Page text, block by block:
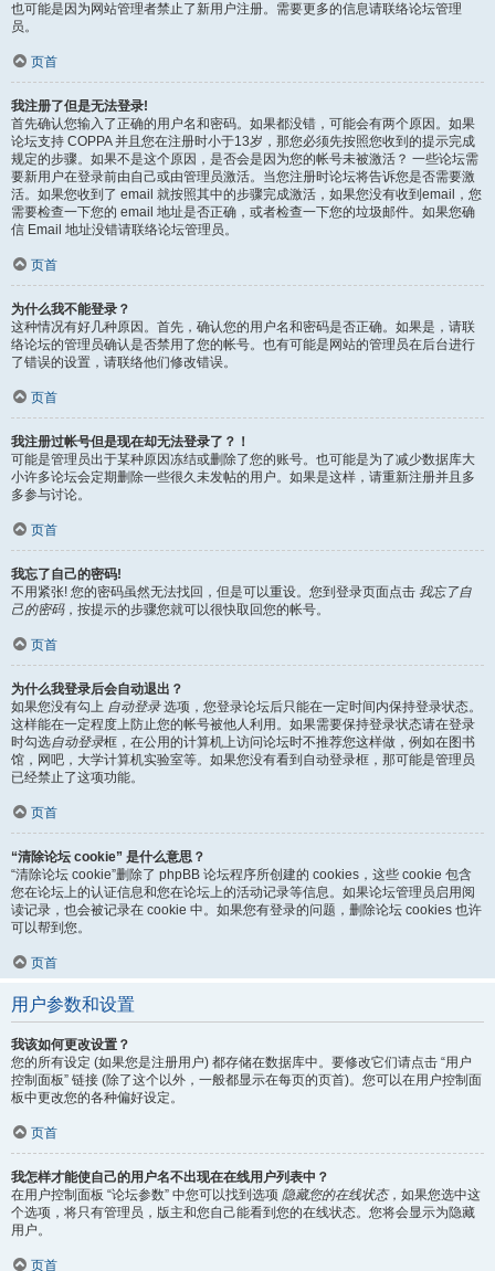
也可能是因为网站管理者禁止了新用户注册。需要更多的信息请联络论坛管理
员。
页首
我注册了但是无法登录!
首先确认您输入了正确的用户名和密码。如果都没错，可能会有两个原因。如果
论坛支持 COPPA 并且您在注册时小于13岁，那您必须先按照您收到的提示完成
规定的步骤。如果不是这个原因，是否会是因为您的帐号未被激活？ 一些论坛需
要新用户在登录前由自己或由管理员激活。当您注册时论坛将告诉您是否需要激
活。如果您收到了 email 就按照其中的步骤完成激活，如果您没有收到email，您
需要检查一下您的 email 地址是否正确，或者检查一下您的垃圾邮件。如果您确
信 Email 地址没错请联络论坛管理员。
页首
为什么我不能登录？
这种情况有好几种原因。首先，确认您的用户名和密码是否正确。如果是，请联
络论坛的管理员确认是否禁用了您的帐号。也有可能是网站的管理员在后台进行
了错误的设置，请联络他们修改错误。
页首
我注册过帐号但是现在却无法登录了？！
可能是管理员出于某种原因冻结或删除了您的账号。也可能是为了减少数据库大
小许多论坛会定期删除一些很久未发帖的用户。如果是这样，请重新注册并且多
多参与讨论。
页首
我忘了自己的密码!
不用紧张! 您的密码虽然无法找回，但是可以重设。您到登录页面点击 我忘了自
己的密码，按提示的步骤您就可以很快取回您的帐号。
页首
为什么我登录后会自动退出？
如果您没有勾上 自动登录选项，您登录论坛后只能在一定时间内保持登录状态。
这样能在一定程度上防止您的帐号被他人利用。如果需要保持登录状态请在登录
时勾选自动登录框，在公用的计算机上访问论坛时不推荐您这样做，例如在图书
馆，网吧，大学计算机实验室等。如果您没有看到自动登录框，那可能是管理员
已经禁止了这项功能。
页首
“清除论坛 cookie” 是什么意思？
“清除论坛 cookie”删除了 phpBB 论坛程序所创建的 cookies，这些 cookie 包含
您在论坛上的认证信息和您在论坛上的活动记录等信息。如果论坛管理员启用阅
读记录，也会被记录在 cookie 中。如果您有登录的问题，删除论坛 cookies 也许
可以帮到您。
页首
用户参数和设置
我该如何更改设置？
您的所有设定 (如果您是注册用户) 都存储在数据库中。要修改它们请点击 “用户
控制面板” 链接 (除了这个以外，一般都显示在每页的页首)。您可以在用户控制面
板中更改您的各种偏好设定。
页首
我怎样才能使自己的用户名不出现在在线用户列表中？
在用户控制面板 “论坛参数” 中您可以找到选项 隐藏您的在线状态，如果您选中这
个选项，将只有管理员，版主和您自己能看到您的在线状态。您将会显示为隐藏
用户。
页首